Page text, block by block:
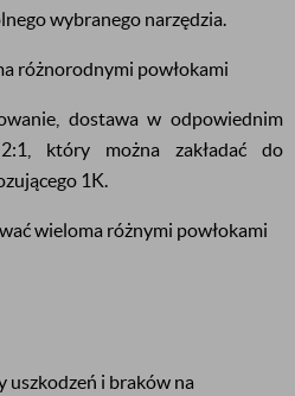
wybranego narzędzia.
różnorodnymi powłokami
dostawa w odpowiednim
który można zakładać do
1K.
wieloma różnymi powłokami
uszkodzeń i braków na